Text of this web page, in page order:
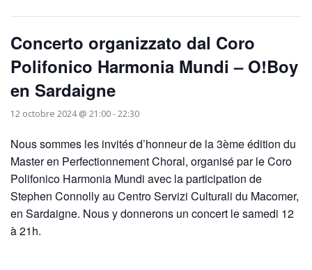
Concerto organizzato dal Coro
Polifonico Harmonia Mundi – O!Boy
en Sardaigne
12 octobre 2024 @ 21:00-22:30
Nous sommes les invités d’honneur de la 3ème édition du
Master en Perfectionnement Choral, organisé par le Coro
Polifonico Harmonia Mundi avec la participation de
Stephen Connolly au Centro Servizi Culturali du Macomer,
en Sardaigne. Nous y donnerons un concert le samedi 12
à 21h.